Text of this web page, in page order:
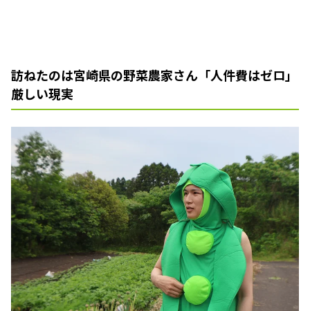
訪ねたのは宮崎県の野菜農家さん「人件費はゼロ」
厳しい現実